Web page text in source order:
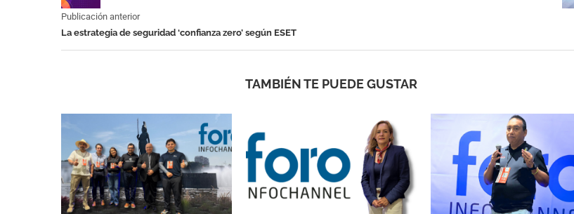
Publicación anterior
La estrategia de seguridad ‘confianza zero’ según ESET
TAMBIÉN TE PUEDE GUSTAR